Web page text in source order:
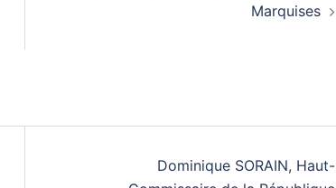
Marquises
Dominique SORAIN, Haut-